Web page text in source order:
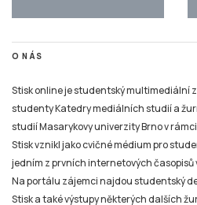
O NÁS
Stisk online je studentský multimediální
studií Masarykovy univerzity Brno v
Stisk vznikl jako cvičné médium pro
jedním z prvních internetových časopisů
Na portálu zájemci najdou studentský
Stisk a také výstupy některých dalších
na sociální sítě). Cílem multimediální
prostředí, každý student si tak může